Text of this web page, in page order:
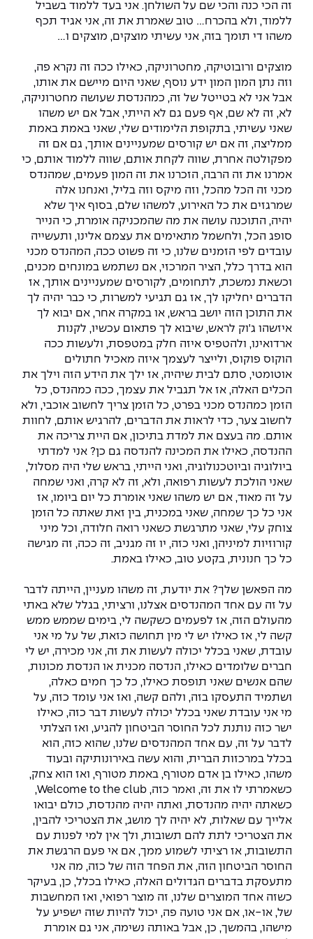
זה הכי כנה והכי שם על השולחן. אני בעד ללמוד בשביל
ללמוד, ולא בהכרח... טוב שאמרת את זה, אני אגיד תכף
משהו די תומך בזה, אני עשיתי מוצקים, מוצקים ו...
מוצקים ורובוטיקה, מחטרוניקה, כאילו ככה זה נקרא פה,
וזה נתן המון המון ידע נוסף, שאני היום מיישם את אותו,
אבל אני לא בטייטל של זה, כמהנדסת שעושה מחטרוניקה,
לא, זה לא שם, אף פעם גם לא הייתי, אבל אם יש משהו
שאני עשיתי, בתקופת הלימודים שלי, שאני באמת באמת
ממליצה, זה אם יש קורסים שמעניינים אותך, גם אם זה
מפקולטה אחרת, שווה לקחת אותם, שווה ללמוד אותם, כי
אמרנו את זה הרבה, הזכרנו את זה המון פעמים, שמהנדס
מכני זה הכל מהכל, וזה מיקס וזה בליל, ואנחנו אלה
שמרגזים את כל האירוע, למשהו שלם, בסוף איך שלא
יהיה, התוכנה עושה את מה שהמכניקה אומרת, כי הנייר
סופג הכל, ולחשמל מתאימים את עצמם אלינו, ותעשייה
עובדים לפי הזמנים שלנו, כי זה פשוט ככה, המהנדס מכני
הוא בדרך כלל, הציר המרכזי, אם נשתמש במונחים מכנים,
וכשאת נמשכת, לתחומים, לקורסים שמעניינים אותך, אז
הדברים יחליקו לך, אז גם תגיעי למשרות, כי כבר יהיה לך
את התוכן הזה יושב בראש, או במקרה אחר, אם יבוא לך
איזשהו ג'וק לראש, שיבוא לך פתאום עכשיו, לקנות
ארדואינו, ולהטפיס איזה חלק במטפסת, ולעשות ככה
הוקוס פוקוס, ולייצר לעצמך איזה מאכיל חתולים
אוטומטי, סתם לבית שיהיה, אז ילך את הידע הזה וילך את
הכלים האלה, אז אל תגביל את עצמך, ככה כמהנדס, כל
הזמן כמהנדס מכני בפרט, כל הזמן צריך לחשוב אוכבי, ולא
לחשוב צער, כדי לראות את הדברים, להרגיש אותם, לחוות
אותם. מה בעצם את למדת בתיכון, אם היית צריכה את
ההנדסה, כאילו את המכינה להנדסה גם כן? אני למדתי
ביולוגיה וביוטכנולוגיה, ואני הייתי, בראש שלי היה מסלול,
שאני הולכת לעשות רפואה, ולא, זה לא קרה, ואני שמחה
על זה מאוד, אם יש משהו שאני אומרת כל יום ביומו, אז
אני כל כך שמחה, שאני במכנית, בין זאת שאתה כל הזמן
צוחק עלי, שאני מתרגשת כשאני רואה חלודה, וכל מיני
קורוזיות למיניהן, ואני כזה, יו זה מגניב, זה ככה, זה מגישה
כל כך חנונית, בקטע טוב, כאילו באמת.
מה הפאשן שלך? את יודעת, זה משהו מעניין, הייתה לדבר
על זה עם אחד המהנדסים אצלנו, ורציתי, בגלל שלא באתי
מהעולם הזה, אז לפעמים כשקשה לי, בימים שממש ממש
קשה לי, אז כאילו יש לי מין תחושה כזאת, של על מי אני
עובדת, שאני בכלל יכולה לעשות את זה, אני מכירה, יש לי
חברים שלומדים כאילו, הנדסה מכנית או הנדסת מכונות,
שהם אנשים שאני תופסת כאילו, כל כך חמים כאלה,
ושתמיד התעסקו בזה, ולהם קשה, ואז אני עומד כזה, על
מי אני עובדת שאני בכלל יכולה לעשות דבר כזה, כאילו
ישר כזה נותנת לכל החוסר הביטחון להגיע, ואז הצלתי
לדבר על זה, עם אחד המהנדסים שלנו, שהוא כזה, הוא
בכלל במרכזות הברית, והוא עשה באירונותיקה ובעוד
משהו, כאילו בן אדם מטורף, באמת מטורף, ואז הוא צחק,
כשאמרתי לו את זה, ואמר כזה, Welcome to the club,
כשאתה יהיה מהנדסת, ואתה יהיה מהנדסת, כולם יבואו
אלייך עם שאלות, לא יהיה לך מושג, את הצטריכי להבין,
את הצטריכי לתת להם תשובות, ולך אין למי לפנות עם
התשובות, אז רציתי לשמוע ממך, אם אי פעם הרגשת את
החוסר הביטחון הזה, את הפחד הזה של כזה, מה אני
מתעסקת בדברים הגדולים האלה, כאילו בכלל, כן, בעיקר
כשזה אחד המוצרים שלנו, זה מוצר רפואי, ואז המחשבות
של, או-או, אם אני טועה פה, יכול להיות שזה ישפיע על
מישהו, בהמשך, כן, אבל באותה נשימה, אני גם אומרת